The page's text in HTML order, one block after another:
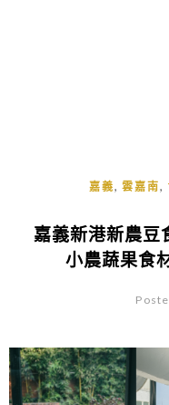
嘉義,雲嘉南,
嘉義新港新農豆
小農蔬果食